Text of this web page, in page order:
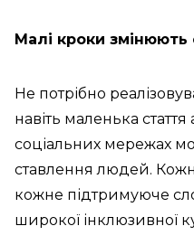
Малі кроки змінюють
Не потрібно
навіть маленька
соціальних мережах
ставлення людей.
кожне підтримуюче
широкої інклюзивної